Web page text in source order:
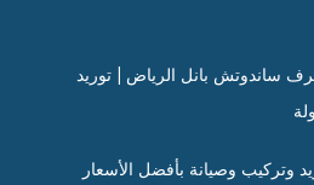
ساندوتش بانل الرياض | توريد
وتركيب وصيانة بأفضل الأسعار